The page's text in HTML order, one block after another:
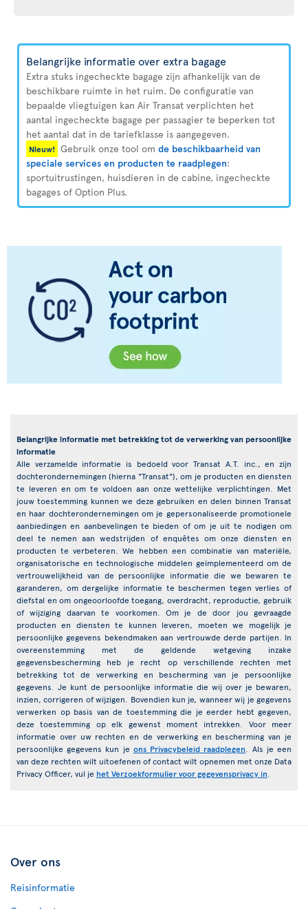
Belangrijke informatie over extra bagage
Extra stuks ingecheckte bagage zijn afhankelijk van de
beschikbare ruimte in het ruim. De configuratie van
bepaalde vliegtuigen kan Air Transat verplichten het
aantal ingecheckte bagage per passagier te beperken tot
het aantal dat in de tariefklasse is aangegeven.
Nieuw! Gebruik onze tool om de beschikbaarheid van
speciale services en producten te raadplegen:
sportuitrustingen, huisdieren in de cabine, ingecheckte
bagages of Option Plus.
Belangrijke informatie met betrekking tot de verwerking van persoonlijke
informatie
Alle verzamelde informatie is bedoeld voor Transat A.T. inc., en zijn
dochterondernemingen (hierna "Transat"), om je producten en diensten
te leveren en om te voldoen aan onze wettelijke verplichtingen. Met
jouw toestemming kunnen we deze gebruiken en delen binnen Transat
en haar dochterondernemingen om je gepersonaliseerde promotionele
aanbiedingen en aanbevelingen te bieden of om je uit te nodigen om
deel te nemen aan wedstrijden of enquêtes om onze diensten en
producten te verbeteren. We hebben een combinatie van materiële,
organisatorische en technologische middelen geïmplementeerd om de
vertrouwelijkheid van de persoonlijke informatie die we bewaren te
garanderen, om dergelijke informatie te beschermen tegen verlies of
diefstal en om ongeoorloofde toegang, overdracht, reproductie, gebruik
of wijziging daarvan te voorkomen. Om je de door jou gevraagde
producten en diensten te kunnen leveren, moeten we mogelijk je
persoonlijke gegevens bekendmaken aan vertrouwde derde partijen. In
overeenstemming met de geldende wetgeving inzake
gegevensbescherming heb je recht op verschillende rechten met
betrekking tot de verwerking en bescherming van je persoonlijke
gegevens. Je kunt de persoonlijke informatie die wij over je bewaren,
inzien, corrigeren of wijzigen. Bovendien kun je, wanneer wij je gegevens
verwerken op basis van de toestemming die je eerder hebt gegeven,
deze toestemming op elk gewenst moment intrekken. Voor meer
informatie over uw rechten en de verwerking en bescherming van je
persoonlijke gegevens kun je ons Privacybeleid raadplegen . Als je een
van deze rechten wilt uitoefenen of contact wilt opnemen met onze Data
Privacy Officer, vul je het Verzoekformulier voor gegevensprivacy in
Over ons
Reisinformatie